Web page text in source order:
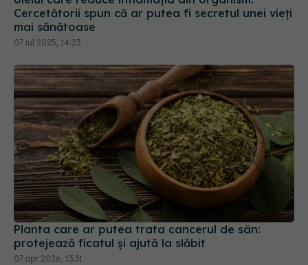
Cercetătorii spun că ar putea fi secretul unei vieți
mai sănătoase
07 iul 2025, 14:23
Planta care ar putea trata cancerul de sân:
protejează ficatul și ajută la slăbit
07 apr 2026, 13:31